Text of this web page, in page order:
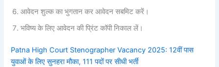
आवेदन शुल्क का भुगतान कर आवेदन सबमिट करें।
भविष्य के लिए आवेदन की प्रिंट कॉपी निकाल लें।
Patna High Court Stenographer Vacancy 2025: 12वीं पास
युवाओं के लिए सुनहरा मौका, 111 पदों पर सीधी भर्ती